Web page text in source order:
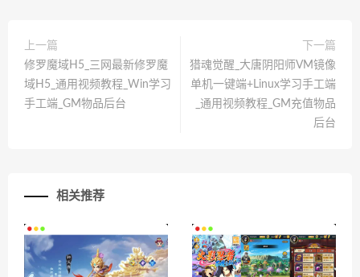
上一篇
修罗魔域H5_三网最新修罗魔
域H5_通用视频教程_Win学习
手工端_GM物品后台
下一篇
猎魂觉醒_大唐阴阳师VM镜像
单机一键端+Linux学习手工端
_通用视频教程_GM充值物品
后台
相关推荐